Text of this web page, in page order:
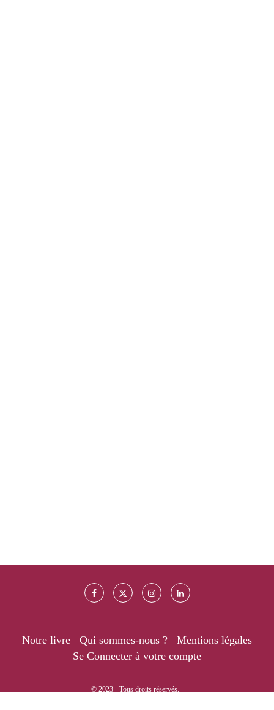
Notre livre Qui sommes-nous ?
Mentions légales
Se Connecter à votre compte
© 2023 - Tous droits réservés. -